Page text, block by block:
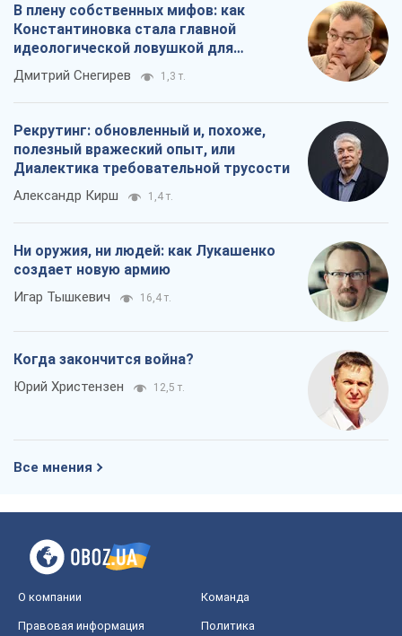
В плену собственных мифов: как
Константиновка стала главной
идеологической ловушкой для
российских оккупантов
Дмитрий Снегирев 1,3 т.
Рекрутинг: обновленный и, похоже,
полезный вражеский опыт, или
Диалектика требовательной трусости
Александр Кирш 1,4 т.
Ни оружия, ни людей: как Лукашенко
создает новую армию
Игар Тышкевич 16,4 т.
Когда закончится война?
Юрий Христензен 12,5 т.
Все мнения
О компании Команда
Правовая информация
Политика